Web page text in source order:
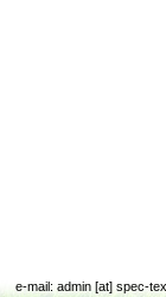
e-mail: admin [at] spec-